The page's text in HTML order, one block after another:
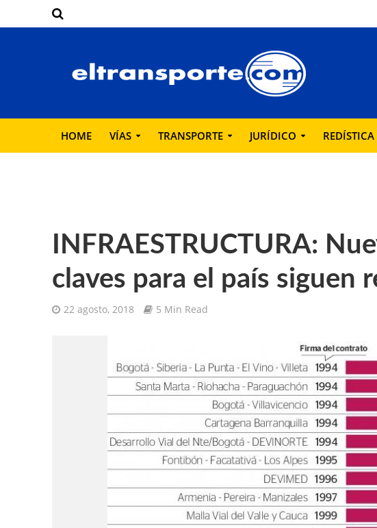
HOME VÍAS TRANSPORTE JURÍDICO REDÍSTICA
INFRAESTRUCTURA:
claves para el país siguen
22 agosto, 2018 5 Min Read